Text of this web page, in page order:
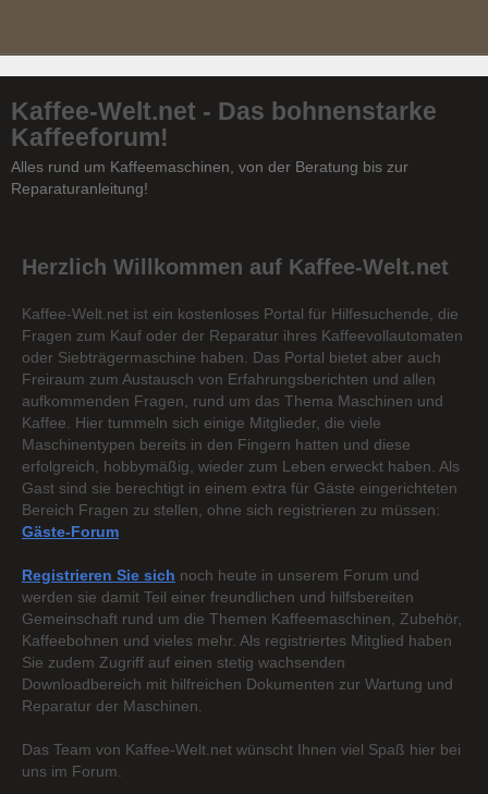
Kaffee-Welt.net - Das bohnenstarke
Kaffeeforum!
Alles rund um Kaffeemaschinen, von der Beratung bis zur
Reparaturanleitung!
Herzlich Willkommen auf Kaffee-Welt.net
Kaffee-Welt.net ist ein kostenloses Portal für Hilfesuchende, die
Fragen zum Kauf oder der Reparatur ihres Kaffeevollautomaten
oder Siebträgermaschine haben. Das Portal bietet aber auch
Freiraum zum Austausch von Erfahrungsberichten und allen
aufkommenden Fragen, rund um das Thema Maschinen und
Kaffee. Hier tummeln sich einige Mitglieder, die viele
Maschinentypen bereits in den Fingern hatten und diese
erfolgreich, hobbymäßig, wieder zum Leben erweckt haben. Als
Gast sind sie berechtigt in einem extra für Gäste eingerichteten
Bereich Fragen zu stellen, ohne sich registrieren zu müssen:
Gäste-Forum
Registrieren Sie sich noch heute in unserem Forum und
werden sie damit Teil einer freundlichen und hilfsbereiten
Gemeinschaft rund um die Themen Kaffeemaschinen, Zubehör,
Kaffeebohnen und vieles mehr. Als registriertes Mitglied haben
Sie zudem Zugriff auf einen stetig wachsenden
Downloadbereich mit hilfreichen Dokumenten zur Wartung und
Reparatur der Maschinen.
Das Team von Kaffee-Welt.net wünscht Ihnen viel Spaß hier bei
uns im Forum.